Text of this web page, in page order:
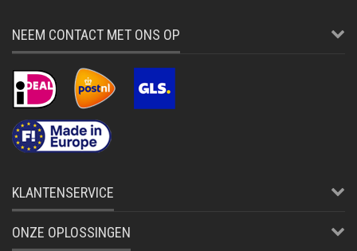
NEEM CONTACT MET ONS OP
KLANTENSERVICE
ONZE OPLOSSINGEN